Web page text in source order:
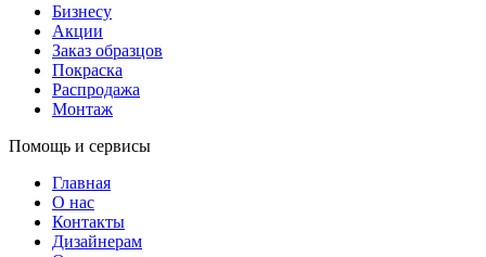
Бизнесу
Акции
Заказ образцов
Покраска
Распродажа
Монтаж
Помощь и сервисы
Главная
О нас
Контакты
Дизайнерам